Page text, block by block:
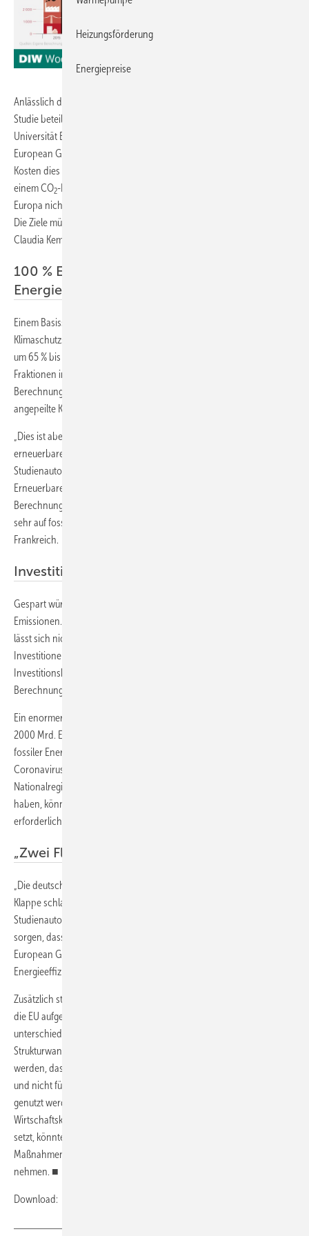
Anlässlich der deutschen EU-Ratspräsidentschaft haben die an der
Studie beteiligten Ökonomen des DIW Berlin und der Technischen
Universität Berlin berechnet, unter welchen Umständen die Ziele des
European Green Deal erreicht werden könnten und mit welchen
Kosten dies verbunden ist. „Bisher geht die EU-Kommission von
einem CO2-Reduktionsziel von 40 % bis 2030 aus. Doch damit wird
Europa nicht bis 2050 klimaneutral, wie unsere Berechnungen zeigen.
Die Ziele müssen sehr viel ambitionierter sein“, fordert Studienautorin
Claudia Kemfert.
100 % Erneuerbare bis 2040:
Energieversorgung bleibt sicher
Einem Basisszenario von 40 % haben die Autoren deshalb ein
Klimaschutzszenario gegenübergestellt, das von einer CO
um 65 % bis 2030 gegenüber 1990 ausgeht, so wie es einige
Fraktionen im EU-Parlament fordern. Tatsächlich zeigt sich bei den
Berechnungen, dass unter diesen Umständen die im Green Deal
angepeilte Klimaneutralität erreicht werden könnte.
„Dies ist aber nur möglich, wenn wir unser Energiesystem auf 100 %
erneuerbare Energien umstellen – und zwar schon bis 2040“, sagt
Studienautor Karlo Hainsch. Auch bei einem vollständigen Umstieg auf
Erneuerbare bliebe die Energieversorgung sicher, wie stundenscharfe
Berechnungen der Studie zeigen – selbst für Länder, die bisher noch
sehr auf fossile oder atomare Energie setzen wie Polen und
Frankreich.
Investitionsbedarf von 3000 Mrd. Euro
Gespart würden mit einem solchen Szenario rund 60 Mrd. t an CO
Emissionen. „Doch eine Umstellung auf 100 % erneuerbare Energien
lässt sich nicht zum Nulltarif haben. Dazu müssen umfangreiche
Investitionen getätigt werden“, sagt Studienautor Leonard Göke. Der
Investitionsbedarf für erneuerbare Energien beläuft sich den
Berechnungen zufolge auf etwa 3000 Mrd. Euro.
Ein enormer Betrag, dem allerdings Einsparungen von allein knapp
2000 Mrd. Euro gegenüberstehen, die nicht mehr für den Import
fossiler Energieträger ausgegeben werden müssten. Da wegen der
Coronavirus-Krise sowohl die EU als auch die meisten
Nationalregierungen in Europa umfangreiche Hilfspakete geschnürt
haben, könnten diese eine gute Grundlage bilden, um die
erforderlichen Investitionen zu unterstützen.
„Zwei Fliegen mit einer Klappe schlagen“
„Die deutsche EU-Ratspräsidentschaft könnte zwei Fliegen mit einer
Klappe schlagen: Konjunkturaufschwung und Klimaschutz“, sagt
Studienautor Christian von Hirschhausen. „Dazu muss sie dafür
sorgen, dass die umfangreichen Konjunkturpakete im Rahmen des
European Green Deal für Investitionen in erneuerbare Energien und
Energieeffizienz genutzt werden.“
Zusätzlich steht noch der „Just Transition Fund“ zur Verfügung, den
die EU aufgelegt hat, um die von den Maßnahmen sehr
unterschiedlich betroffenen Regionen in Europa finanziell beim
Strukturwandel zu unterstützen. „Es muss besonders darauf geachtet
werden, dass die Gelder in zukunftsfähige klimaneutrale Projekt laufen
und nicht für die faktische Stabilisierung fossiler Entwicklungspfade
genutzt werden“, warnt Studienautor Pao-Yu Oei. Die aktuelle
Wirtschaftskrise, die weltweit und sektorübergreifend neue Parameter
setzt, könnte nun dazu genutzt werden, die erforderlichen
Maßnahmen Richtung Klimaneutralität entschlossen in Angriff zu
nehmen. ■
Download:
Heizungsförderung
Energiepreise